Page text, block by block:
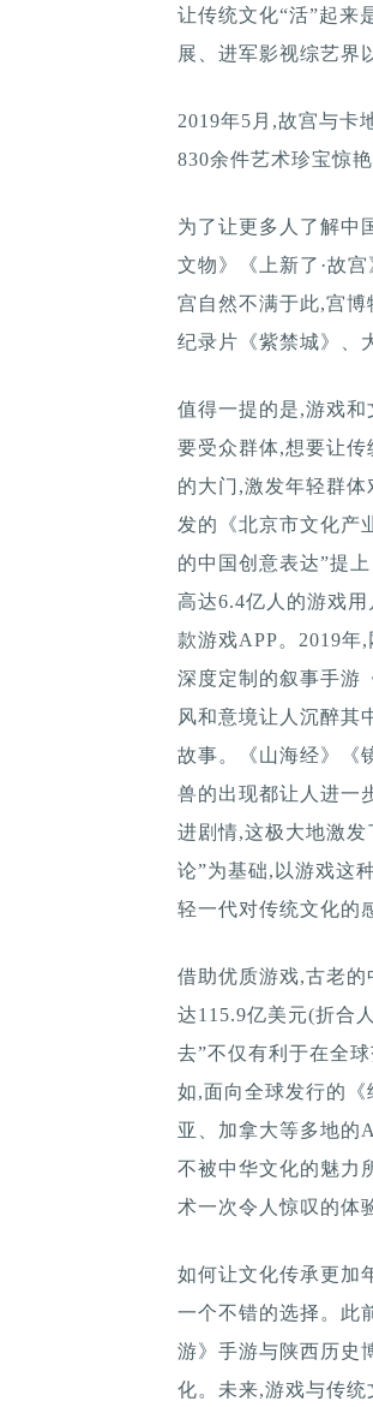
让传统文化“活”起来
展、进军影视综艺界
2019年5月,故宫与卡
830余件艺术珍宝惊
为了让更多人了解中
文物》《上新了·故
宫自然不满于此,宫
纪录片《紫禁城》、
值得一提的是,游戏和
要受众群体,想要让
的大门,激发年轻群
发的《北京市文化产
的中国创意表达”提
高达6.4亿人的游戏
款游戏APP。2019年
深度定制的叙事手游
风和意境让人沉醉其
故事。《山海经》《
兽的出现都让人进一
进剧情,这极大地激
论”为基础,以游戏这
轻一代对传统文化的
借助优质游戏,古老的
达115.9亿美元(折合
去”不仅有利于在全
如,面向全球发行的《
亚、加拿大等多地的
不被中华文化的魅力
术一次令人惊叹的体
如何让文化传承更加
一个不错的选择。此
游》手游与陕西历史
化。未来,游戏与传统